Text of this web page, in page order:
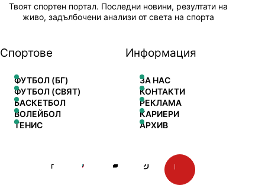
Твоят спортен портал. Последни новини, резултати на
живо, задълбочени анализи от света на спорта
Спортове
ФУТБОЛ (БГ)
ФУТБОЛ (СВЯТ)
БАСКЕТБОЛ
ВОЛЕЙБОЛ
ТЕНИС
Информация
ЗА НАС
КОНТАКТИ
РЕКЛАМА
КАРИЕРИ
АРХИВ